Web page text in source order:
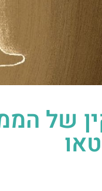
הקין של